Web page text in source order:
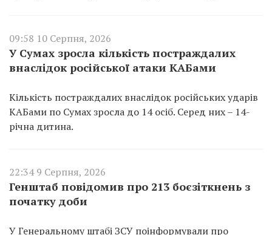
09:58 10 Серпня, 2026
У Сумах зросла кількість постраждалих
внаслідок російської атаки КАБами
Кількість постраждалих внаслідок російських ударів
КАБами по Сумах зросла до 14 осіб. Серед них – 14-
річна дитина.
22:34 9 Серпня, 2026
Генштаб повідомив про 213 боєзіткнень з
початку доби
У Генеральному штабі ЗСУ поінформували про